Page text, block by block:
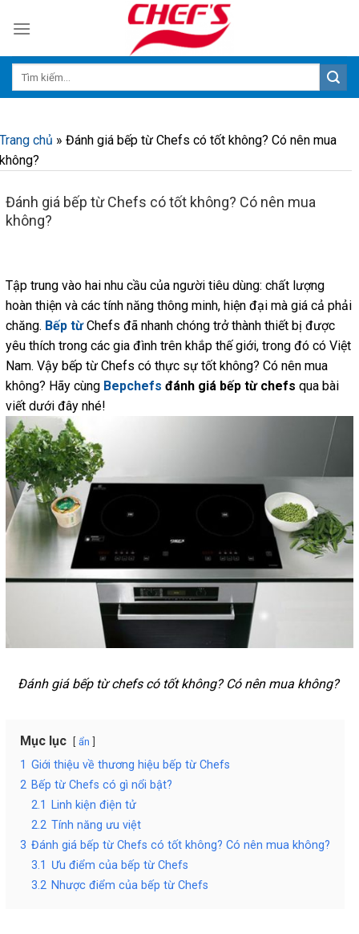
Trang chủ » Đánh giá bếp từ Chefs có tốt không? Có nên mua
không?
Đánh giá bếp từ Chefs có tốt không? Có nên mua
không?
Tập trung vào hai nhu cầu của người tiêu dùng: chất lượng
hoàn thiện và các tính năng thông minh, hiện đại mà giá cả phải
chăng. Bếp từChefs đã nhanh chóng trở thành thiết bị được
yêu thích trong các gia đình trên khắp thế giới, trong đó có Việt
Nam. Vậy bếp từ Chefs có thực sự tốt không? Có nên mua
không? Hãy cùng Bepchefs đánh giá bếp từ chefs qua bài
viết dưới đây nhé!
Đánh giá bếp từ chefs có tốt không? Có nên mua không?
Mục lục ẩn
1 Giới thiệu về thương hiệu bếp từ Chefs
2 Bếp từ Chefs có gì nổi bật?
2.1
Linh kiện điện tử
2.2 Tính năng ưu việt
3 Đánh giá bếp từ Chefs có tốt không? Có nên mua không?
3.1 Ưu điểm của bếp từ Chefs
3.2 Nhược điểm của bếp từ Chefs